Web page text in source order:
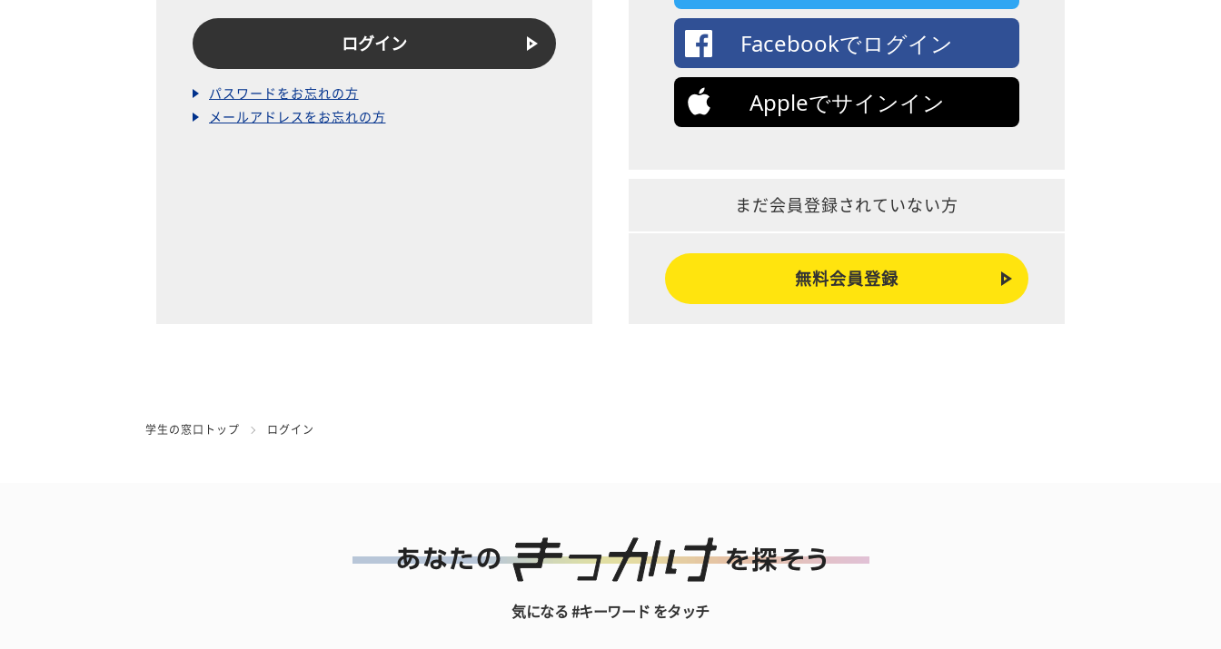
パスワードをお忘れの方
メールアドレスをお忘れの方
Facebookでログイン
Appleでサインイン
まだ会員登録されていない方
無料会員登録
学生の窓口トップ ログイン
気になる #キーワード をタッチ